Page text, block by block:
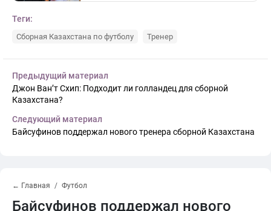
Теги:
Сборная Казахстана по футболу Тренер
Предыдущий материал
Джон Ван’т Схип: Подходит ли голландец для сборной
Казахстана?
Следующий материал
Байсуфинов поддержал нового тренера сборной Казахстана
← Главная Футбол
Байсуфинов поддержал нового